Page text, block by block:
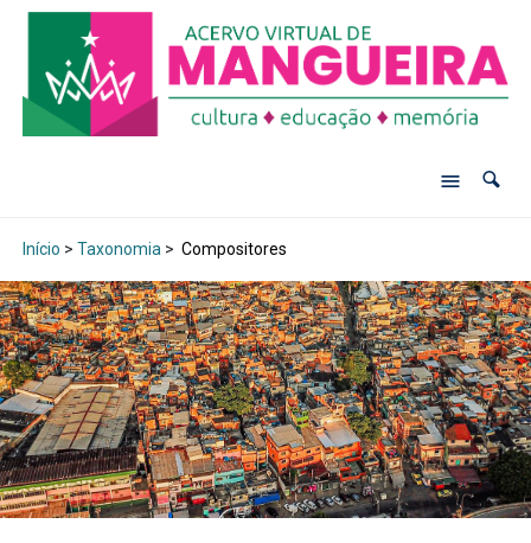
Início > Taxonomia > Compositores